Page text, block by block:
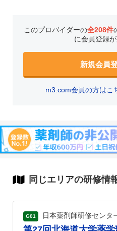
このプロバイダーの全208件
に会員登録が
新規会員
m3.com会員の方はこ
同じエリアの研修情
G01 日本薬剤師研修センタ